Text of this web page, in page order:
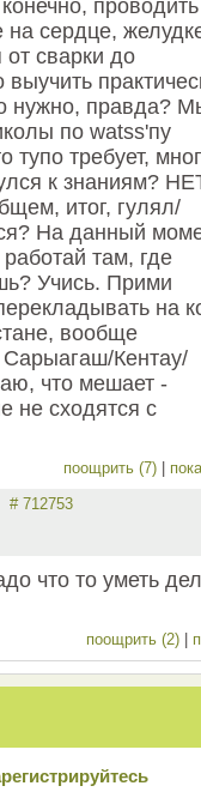
проводить
на сердце,
от сварки до
нужно, правда?
по watss'пу
тупо требует,
к знаниям?
итог, гулял/
На данный
там, где
Учись. Прими
на
вообще
Сарыагаш/Кентау/
что мешает -
не сходятся с
поощрить (7)
# 712753
что то уметь
поощрить (2)